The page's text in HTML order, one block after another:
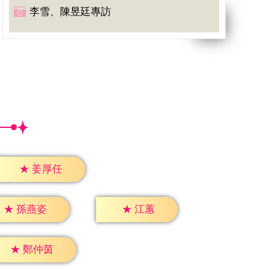
李雪、陳昱廷專訪
★ 姜厚任
★ 孫燕姿 ★ 江蕙
★ 鄭仲茵